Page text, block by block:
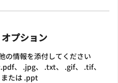
プション
の情報を添付してください
、 .jpg、 .txt、 .gif、 .tif、
または .ppt